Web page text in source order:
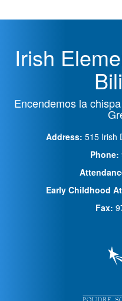
Irish
Encendemos la
Address: 515 Irish
Phone:
Early Childhood
Fax: